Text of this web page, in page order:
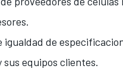
igualdad de
equipos clientes.